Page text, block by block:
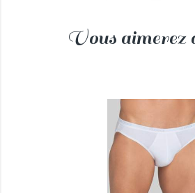
Vous aimerez